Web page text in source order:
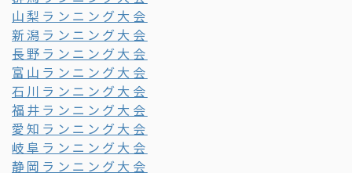
山梨ランニング大会
新潟ランニング大会
長野ランニング大会
富山ランニング大会
石川ランニング大会
福井ランニング大会
愛知ランニング大会
岐阜ランニング大会
静岡ランニング大会